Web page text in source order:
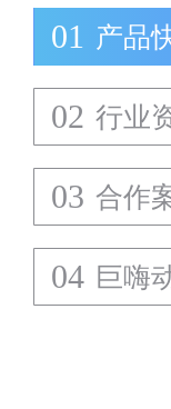
01 产品
02 行业
03 合作
04 巨嗨